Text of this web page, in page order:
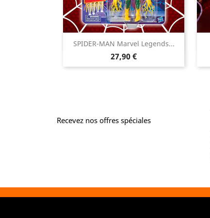
SPIDER-MAN Marvel Legends...
Prix
27,90 €
Aperçu rapide
Recevez nos offres spéciales